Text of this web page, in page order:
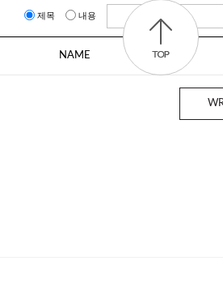
제목 내용
NAME DATE